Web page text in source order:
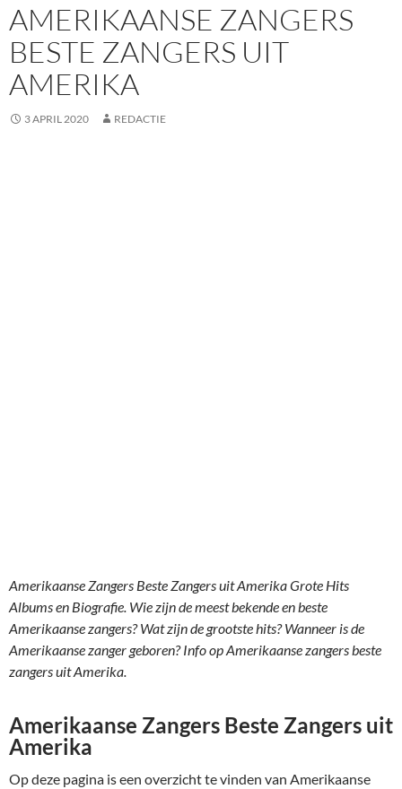
AMERIKAANSE ZANGERS
BESTE ZANGERS UIT
AMERIKA
3 APRIL 2020 REDACTIE
Amerikaanse Zangers Beste Zangers uit Amerika Grote Hits
Albums en Biografie. Wie zijn de meest bekende en beste
Amerikaanse zangers? Wat zijn de grootste hits? Wanneer is de
Amerikaanse zanger geboren? Info op Amerikaanse zangers beste
zangers uit Amerika.
Amerikaanse Zangers Beste Zangers uit
Amerika
Op deze pagina is een overzicht te vinden van Amerikaanse